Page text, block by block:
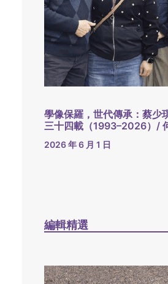
學像保羅，世代傳承：蔡少
三十四載（1993–2026）/
2026 年 6 月 1 日
編輯精選